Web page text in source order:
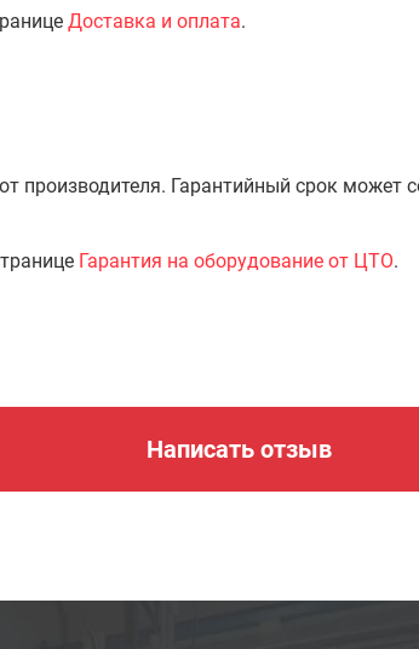
Доставка и оплата.
производителя. Гарантийный срок может
Гарантия на оборудование от ЦТО.
Написать отзыв